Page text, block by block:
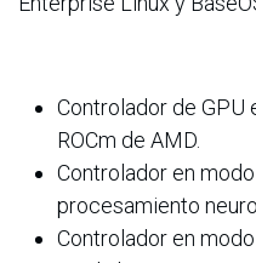
Controlador de GPU
ROCm de AMD.
Controlador en
procesamiento
Controlador en